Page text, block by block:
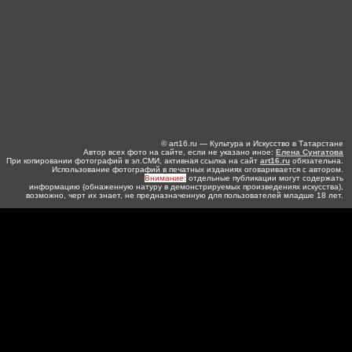
© art16.ru — Культура и Искусство в Татарстане
Автор всех фото на сайте, если не указано иное: Елена Сунгатова
При копировании фотографий в эл.СМИ, активная ссылка на сайт art16.ru обязательна.
Использование фотографий в печатных изданиях оговаривается с автором.
Внимание: отдельные публикации могут содержать
информацию (обнаженную натуру в демонстрируемых произведениях искусства),
возможно, черт их знает, не предназначенную для пользователей младше 18 лет.